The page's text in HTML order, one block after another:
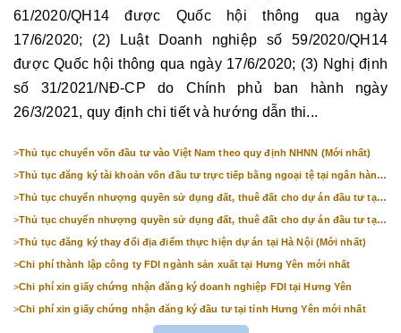
61/2020/QH14 được Quốc hội thông qua ngày
17/6/2020; (2) Luật Doanh nghiệp số 59/2020/QH14
được Quốc hội thông qua ngày 17/6/2020; (3) Nghị định
số 31/2021/NĐ-CP do Chính phủ ban hành ngày
26/3/2021, quy định chi tiết và hướng dẫn thi...
>Thủ tục chuyển vốn đầu tư vào Việt Nam theo quy định NHNN (Mới nhất)
>Thủ tục đăng ký tài khoản vốn đầu tư trực tiếp bằng ngoại tệ tại ngân hàng
>Thủ tục chuyển nhượng quyền sử dụng đất, thuê đất cho dự án đầu tư tại
>Thủ tục chuyển nhượng quyền sử dụng đất, thuê đất cho dự án đầu tư tại
>Thủ tục đăng ký thay đổi địa điểm thực hiện dự án tại Hà Nội (Mới nhất)
>Chi phí thành lập công ty FDI ngành sản xuất tại Hưng Yên mới nhất
>Chi phí xin giấy chứng nhận đăng ký doanh nghiệp FDI tại Hưng Yên
>Chi phí xin giấy chứng nhận đăng ký đầu tư tại tỉnh Hưng Yên mới nhất